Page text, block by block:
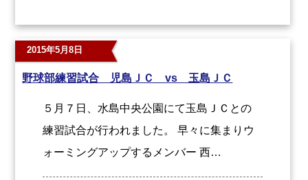
2015年5月8日
野球部練習試合 児島ＪＣ vs 玉島ＪＣ
５月７日、水島中央公園にて玉島ＪＣとの
練習試合が行われました。 早々に集まりウ
ォーミングアップするメンバー 西…